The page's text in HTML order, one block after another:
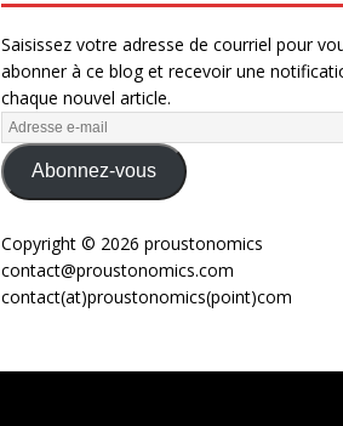
Saisissez votre adresse de courriel pour
abonner à ce blog et recevoir une
chaque nouvel article.
Abonnez-vous
Copyright © 2026 proustonomics
contact@proustonomics.com
contact(at)proustonomics(point)com